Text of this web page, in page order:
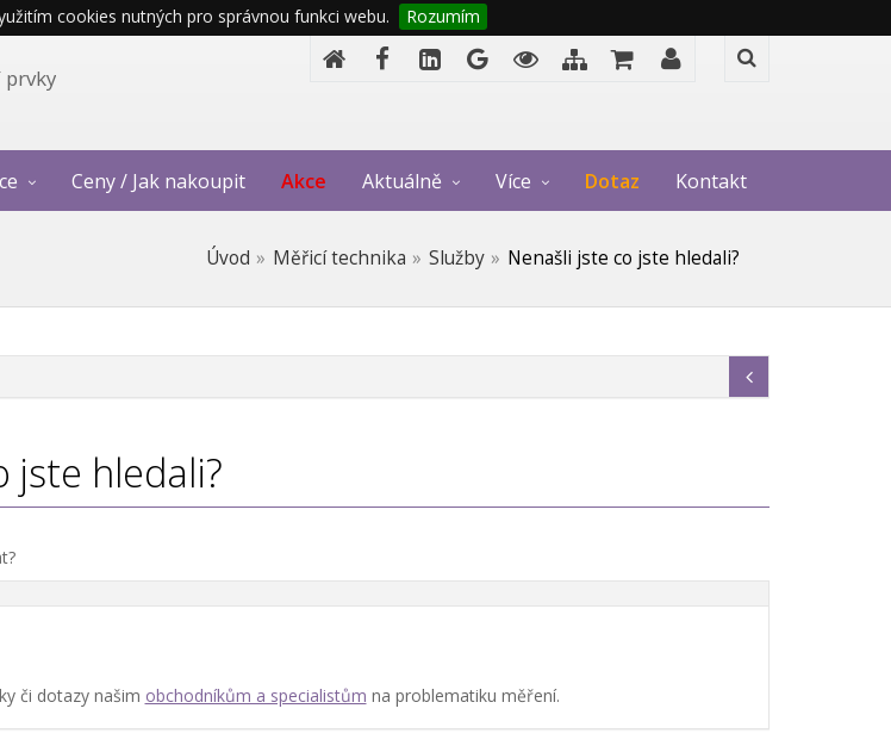
cookies nutných pro správnou funkci webu. Rozumím
prvky
Ceny / Jak nakoupit Akce Aktuálně Více Dotaz Kontakt
Úvod Měřicí technika Služby Nenašli jste co jste hledali?
jste hledali?
či dotazy našim obchodníkům a specialistům na problematiku měření.